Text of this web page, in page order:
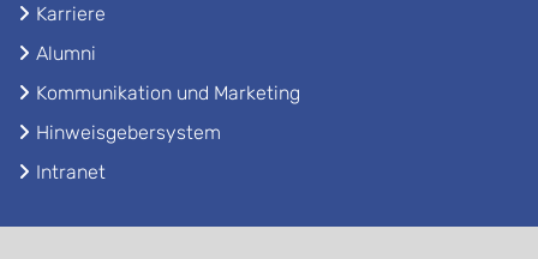
Karriere
Alumni
Kommunikation und Marketing
Hinweisgebersystem
Intranet